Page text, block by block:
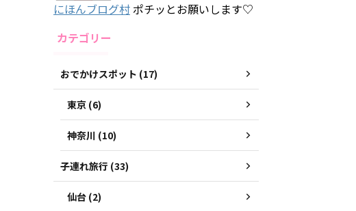
にほんブログ村 ポチッとお願いします♡
カテゴリー
おでかけスポット (17)
東京 (6)
神奈川 (10)
子連れ旅行 (33)
仙台 (2)